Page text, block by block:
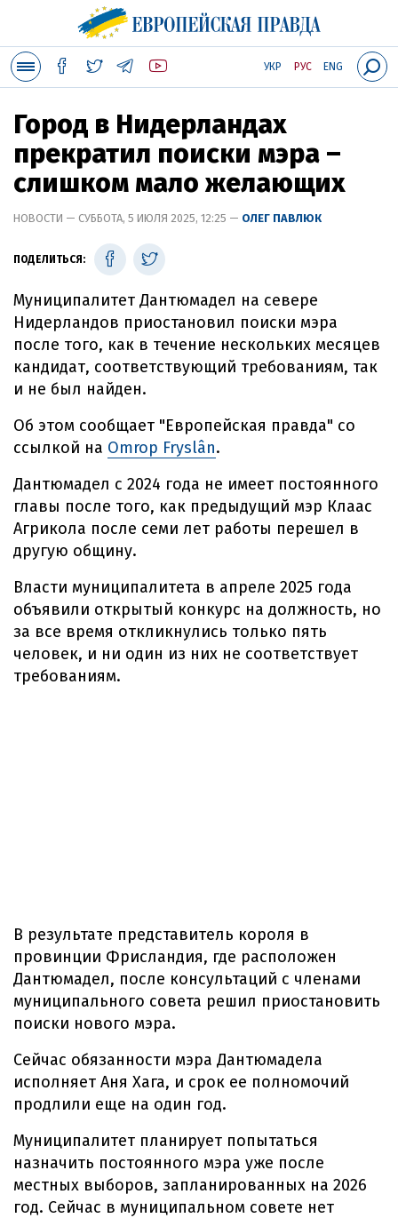
УКР РУС ENG
Город в Нидерландах
прекратил поиски мэра –
слишком мало желающих
НОВОСТИ — СУББОТА, 5 ИЮЛЯ 2025, 12:25 — ОЛЕГ ПАВЛЮК
ПОДЕЛИТЬСЯ:
Муниципалитет Дантюмадел на севере
Нидерландов приостановил поиски мэра
после того, как в течение нескольких месяцев
кандидат, соответствующий требованиям, так
и не был найден.
Об этом сообщает "Европейская правда" со
ссылкой на Omrop Fryslân.
Дантюмадел с 2024 года не имеет постоянного
главы после того, как предыдущий мэр Клаас
Агрикола после семи лет работы перешел в
другую общину.
Власти муниципалитета в апреле 2025 года
объявили открытый конкурс на должность, но
за все время откликнулись только пять
человек, и ни один из них не соответствует
требованиям.
В результате представитель короля в
провинции Фрисландия, где расположен
Дантюмадел, после консультаций с членами
муниципального совета решил приостановить
поиски нового мэра.
Сейчас обязанности мэра Дантюмадела
исполняет Аня Хага, и срок ее полномочий
продлили еще на один год.
Муниципалитет планирует попытаться
назначить постоянного мэра уже после
местных выборов, запланированных на 2026
год. Сейчас в муниципальном совете нет